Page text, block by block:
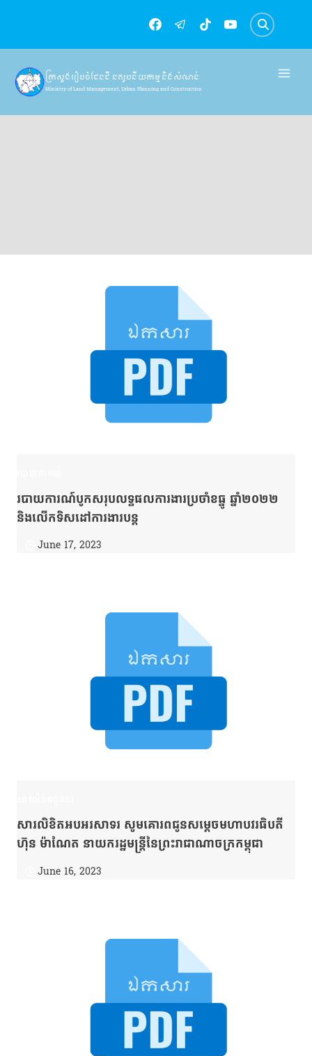
content
ក្រសួងរៀបចំដែនដី នគរូបនីយកម្ម និងសំណង់
Ministry of Land Management, Urban Planning and Construction
របាយការណ៍បូកសរុបលទ្ធផលការងារប្រចាំខធ្នូ ឆ្នាំ២០២២
និងលើកទិសដៅការងារបន្ត
June 17, 2023
សារលិខិតអបអរសាទរ សូមគោរពជូនសម្ដេចមហាបវរធិបតី
ហ៊ុន ម៉ាណែត នាយករដ្ឋមន្រ្តីនៃព្រះរាជាណាចក្រកម្ពុជា
June 16, 2023